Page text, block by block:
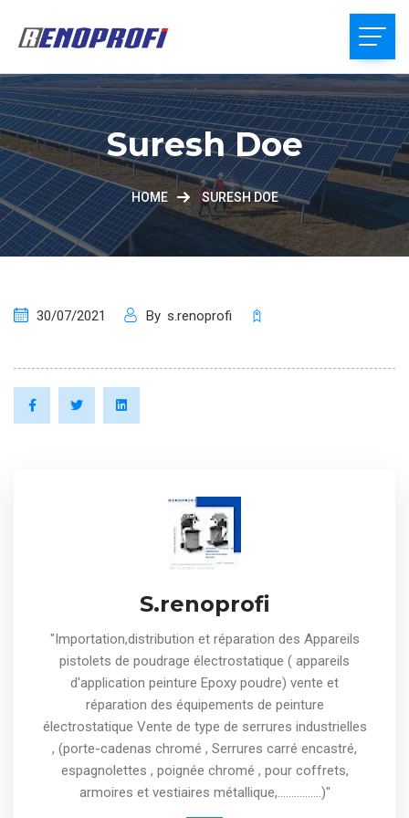
Suresh Doe
HOME SURESH DOE
30/07/2021 By s.renoprofi
S.renoprofi
"Importation,distribution et réparation des Appareils
pistolets de poudrage électrostatique ( appareils
d'application peinture Epoxy poudre) vente et
réparation des équipements de peinture
électrostatique Vente de type de serrures industrielles
, (porte-cadenas chromé , Serrures carré encastré,
espagnolettes , poignée chromé , pour coffrets,
armoires et vestiaires métallique,................)"